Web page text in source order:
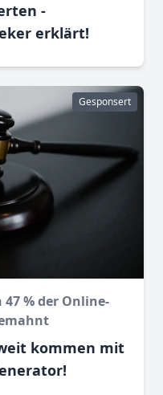
-
erklärt!
Gesponsert
% der Online-
kommen mit